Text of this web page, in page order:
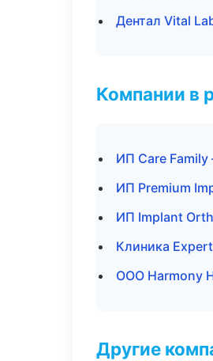
Дентал Vital
Компании в
ИП Care
ИП Premium
ИП Implant
Клиника
ООО Harmony
Другие